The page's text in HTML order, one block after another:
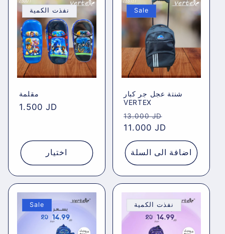
نفذت الكمية
مقلمة
Regular
1.500 JD
اختيار
Sale
شنتة عجل جر كبار
VERTEX
Regular
price
13.000 JD
11.000 JD
اضافة الى السلة
Sale نفذت الكمية